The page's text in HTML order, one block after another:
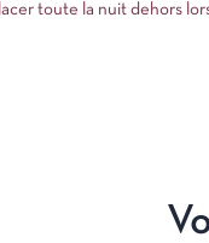
toute la nuit dehors